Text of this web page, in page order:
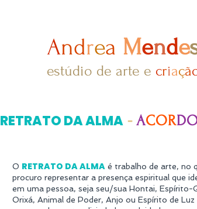
Andrea Mende
estúdio de arte e criaç​ã
RETRATO DA ALMA - ACOR
O RETRATO DA ALMA é trabalho de arte, no
procuro representar a presença espiritual que
em uma pessoa, seja seu/sua Hontai, Espírito-
Orixá, Animal de Poder, Anjo ou Espírito de Luz